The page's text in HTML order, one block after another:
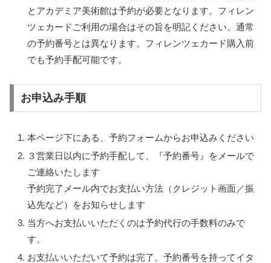
とアカデミア美術館は予約が必要となります。フィレン
ツェカードご利用の場合はその旨を明記ください。通常
の予約番号とは異なります。フィレンツェカード購入前
でも予約手配可能です。
お申込み手順
本ページ下にある、予約フォームからお申込みください
３営業日以内に予約手配して、『予約番号』をメールで
ご連絡いたします
予約完了メール内でお支払い方法（クレジット画面／振
込先など）をお知らせします
当方へお支払いいただくのは予約代行の手数料のみで
す。
お支払いいただいて予約は完了。予約番号を持ってイタ